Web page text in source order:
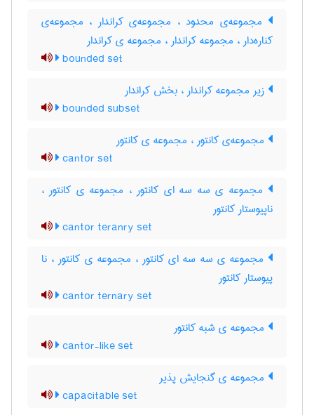
مجموعه‌ی محدود ، مجموعه‌ی کراندار ، مجموعه‌ی
کناره‌دار ، مجموعه کراندار ، مجموعه ی کراندار
bounded set
زیر مجموعه کراندار ، بخش کراندار
bounded subset
مجموعه‌ی کانتور ، مجموعه ی کانتور
cantor set
مجموعه ی سه سه ای کانتور ، مجموعه ی کانتور ،
ناپیوستار کانتور
cantor teranry set
مجموعه ی سه سه ای کانتور ، مجموعه ی کانتور ، نا
پیوستار کانتور
cantor ternary set
مجموعه ی شبه کانتور
cantor-like set
مجموعه ی گنجایش پذیر
capacitable set